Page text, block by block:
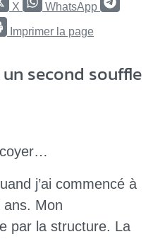
X WhatsApp
Imprimer la page
second souffle
j’ai commencé à
Mon
par la structure. La